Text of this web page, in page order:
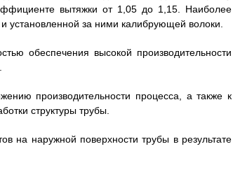
вытяжки от 1,05 до 1,15. Наиболее
за ними калибрующей волоки.
обеспечения высокой производительности
производительности процесса, а также к
структуры трубы.
на наружной поверхности трубы в результате